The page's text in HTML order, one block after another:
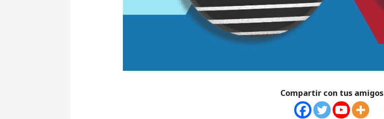
Compartir con tus amigos